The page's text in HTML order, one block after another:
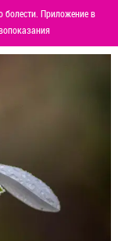
болести. Приложение в